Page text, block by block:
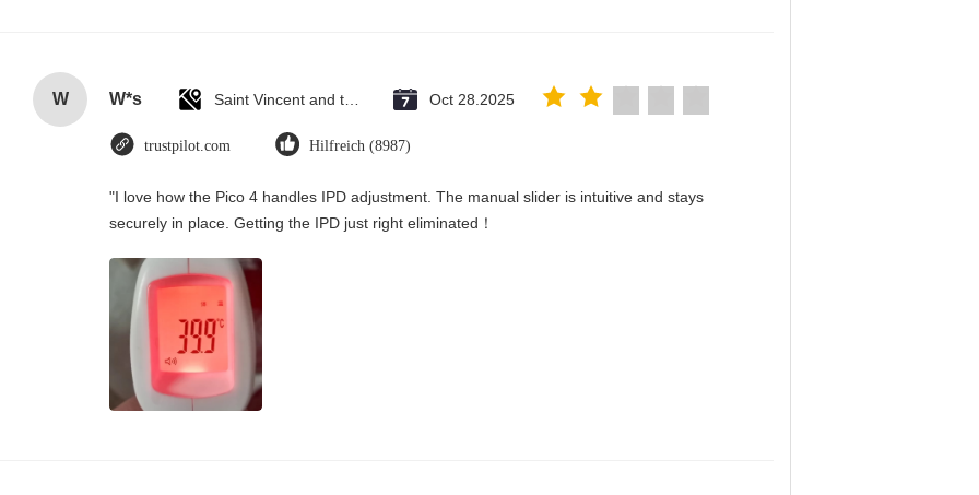
W W*s Oct 28.2025
trustpilot.com Hilfreich (8987)
"I love how the Pico 4 handles IPD adjustment. The manual slider is intuitive and stays
securely in place. Getting the IPD just right eliminated！